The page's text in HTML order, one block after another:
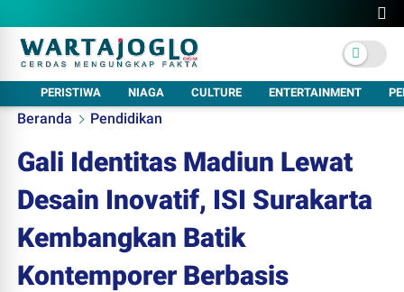
PERISTIWA NIAGA CULTURE ENTERTAINMENT
Beranda Pendidikan
Gali Identitas Madiun Lewat
Desain Inovatif, ISI Surakarta
Kembangkan Batik
Kontemporer Berbasis